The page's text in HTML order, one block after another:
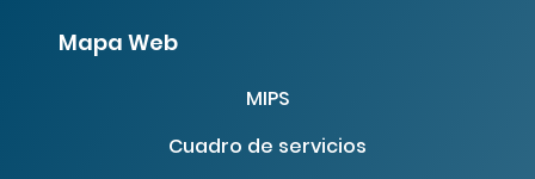
Mapa Web
MIPS
Cuadro de servicios